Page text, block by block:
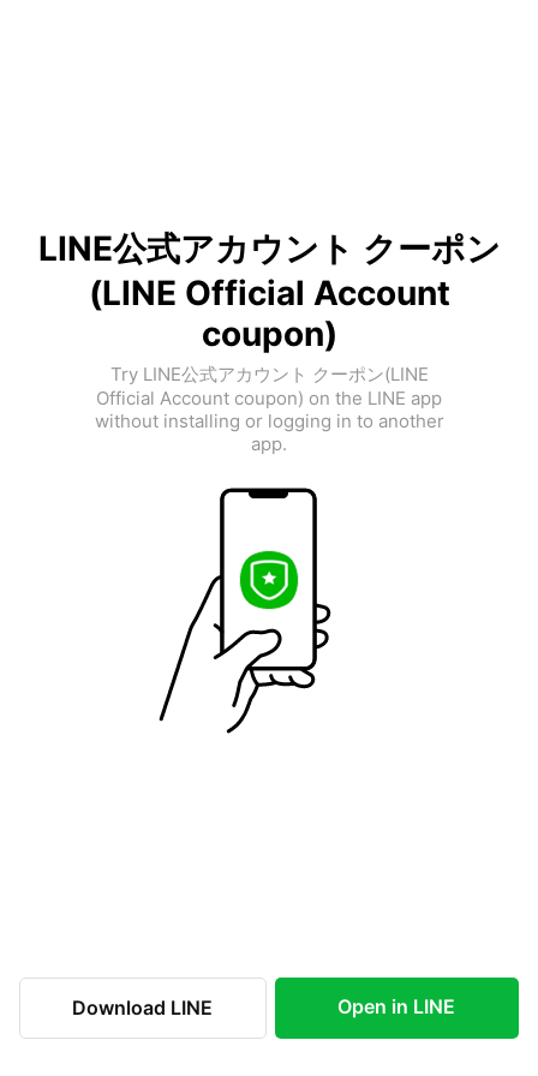
LINE公式アカウント クーポン
(LINE Official Account
coupon)
Try LINE公式アカウント クーポン(LINE
Official Account coupon) on the LINE app
without installing or logging in to another
app.
Download LINE Open in LINE